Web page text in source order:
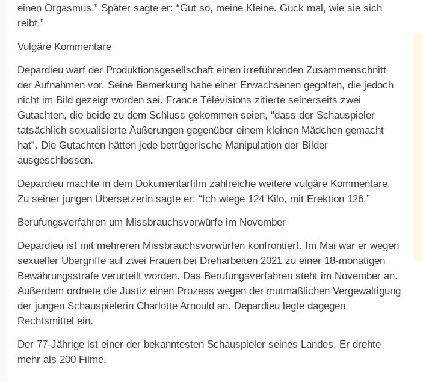
einen Orgasmus.” Später sagte er: “Gut so, meine Kleine. Guck mal, wie sie sich
reibt.”
Vulgäre Kommentare
Depardieu warf der Produktionsgesellschaft einen irreführenden Zusammenschnitt
der Aufnahmen vor. Seine Bemerkung habe einer Erwachsenen gegolten, die jedoch
nicht im Bild gezeigt worden sei. France Télévisions zitierte seinerseits zwei
Gutachten, die beide zu dem Schluss gekommen seien, “dass der Schauspieler
tatsächlich sexualisierte Äußerungen gegenüber einem kleinen Mädchen gemacht
hat”. Die Gutachten hätten jede betrügerische Manipulation der Bilder
ausgeschlossen.
Depardieu machte in dem Dokumentarfilm zahlreiche weitere vulgäre Kommentare.
Zu seiner jungen Übersetzerin sagte er: “Ich wiege 124 Kilo, mit Erektion 126.”
Berufungsverfahren um Missbrauchsvorwürfe im November
Depardieu ist mit mehreren Missbrauchsvorwürfen konfrontiert. Im Mai war er wegen
sexueller Übergriffe auf zwei Frauen bei Dreharbeiten 2021 zu einer 18-monatigen
Bewährungsstrafe verurteilt worden. Das Berufungsverfahren steht im November an.
Außerdem ordnete die Justiz einen Prozess wegen der mutmaßlichen Vergewaltigung
der jungen Schauspielerin Charlotte Arnould an. Depardieu legte dagegen
Rechtsmittel ein.
Der 77-Jährige ist einer der bekanntesten Schauspieler seines Landes. Er drehte
mehr als 200 Filme.